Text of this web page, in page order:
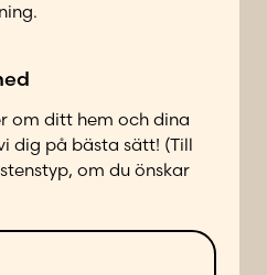
om ditt hem och dina
dig på bästa sätt! (Till
om du önskar